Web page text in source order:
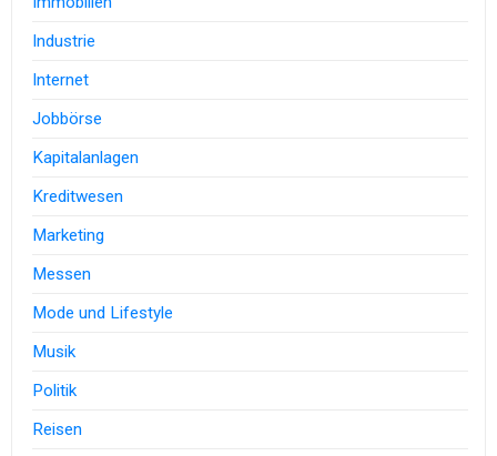
Industrie
Internet
Jobbörse
Kapitalanlagen
Kreditwesen
Marketing
Messen
Mode und Lifestyle
Musik
Politik
Reisen